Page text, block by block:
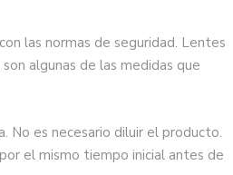
las normas de seguridad. Lentes
algunas de las medidas que
No es necesario diluir el producto.
el mismo tiempo inicial antes de